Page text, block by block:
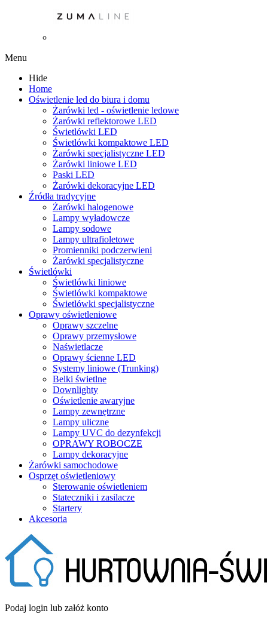
Menu
Hide
Home
Oświetlenie led do biura i domu
Żarówki led - oświetlenie ledowe
Żarówki reflektorowe LED
Świetlówki LED
Świetlówki kompaktowe LED
Żarówki specjalistyczne LED
Żarówki liniowe LED
Paski LED
Żarówki dekoracyjne LED
Źródła tradycyjne
Żarówki halogenowe
Lampy wyładowcze
Lampy sodowe
Lampy ultrafioletowe
Promienniki podczerwieni
Żarówki specjalistyczne
Świetlówki
Świetlówki liniowe
Świetlówki kompaktowe
Świetlówki specjalistyczne
Oprawy oświetleniowe
Oprawy szczelne
Oprawy przemysłowe
Naświetlacze
Oprawy ścienne LED
Systemy liniowe (Trunking)
Belki świetlne
Downlighty
Oświetlenie awaryjne
Lampy zewnętrzne
Lampy uliczne
Lampy UVC do dezynfekcji
OPRAWY ROBOCZE
Lampy dekoracyjne
Żarówki samochodowe
Osprzęt oświetleniowy
Sterowanie oświetleniem
Stateczniki i zasilacze
Startery
Akcesoria
Podaj login lub załóż konto